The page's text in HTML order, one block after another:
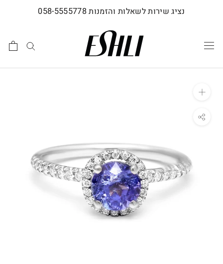
נציג שירות לשאלות והזמנות 058-5555778